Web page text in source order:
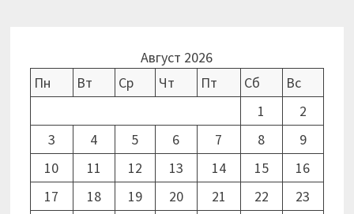
Август 2026
Пн
Вт Ср Чт Пт Сб
Вс
1
2
3
4 5 6 7 8
9
10
11 12 13 14 15
16
17
18 19 20 21 22
23